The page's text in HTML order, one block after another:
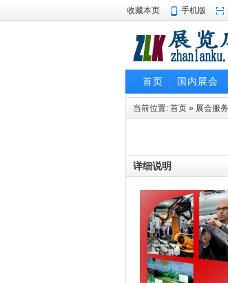
收藏本页 手机版
首页 国内展会
当前位置: 首页 » 展会服务
详细说明